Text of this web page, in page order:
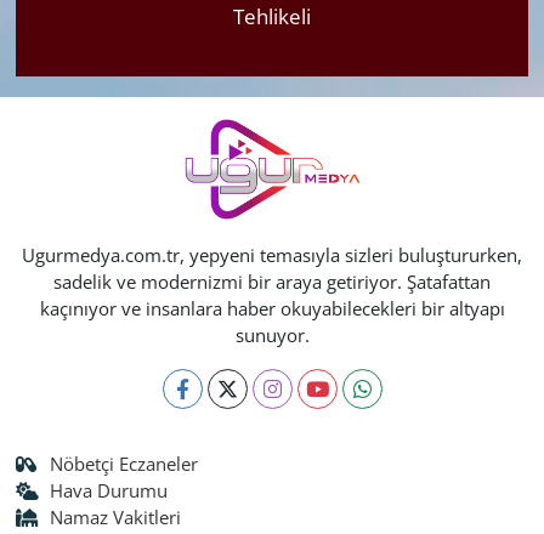
Tehlikeli
Ugurmedya.com.tr, yepyeni temasıyla sizleri buluştururken,
sadelik ve modernizmi bir araya getiriyor. Şatafattan
kaçınıyor ve insanlara haber okuyabilecekleri bir altyapı
sunuyor.
Nöbetçi Eczaneler
Hava Durumu
Namaz Vakitleri